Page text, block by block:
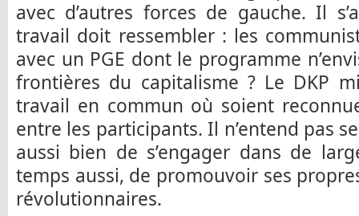
avec d’autres forces de gauche. Il
travail doit ressembler : les
avec un PGE dont le programme
frontières du capitalisme ? Le DKP
travail en commun où soient
entre les participants. Il n’entend pas
aussi bien de s’engager dans de
temps aussi, de promouvoir ses
révolutionnaires.